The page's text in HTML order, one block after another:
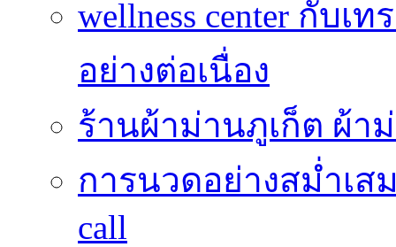
wellness center กับ
อย่างต่อเนื่อง
ร้านผ้าม่านภูเก็ต ผ้า
การนวดอย่างสม่ำเสม
call